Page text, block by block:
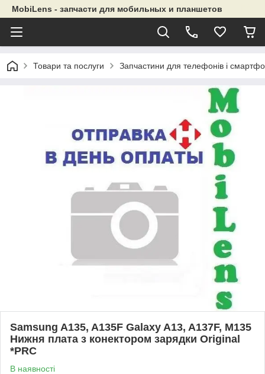
MobiLens - запчасти для мобильных и планшетов
Товари та послуги Запчастини для телефонів і
Samsung A135, A135F Galaxy A13, A137F, M135
Нижня плата з конектором зарядки Original
*PRC
В наявності